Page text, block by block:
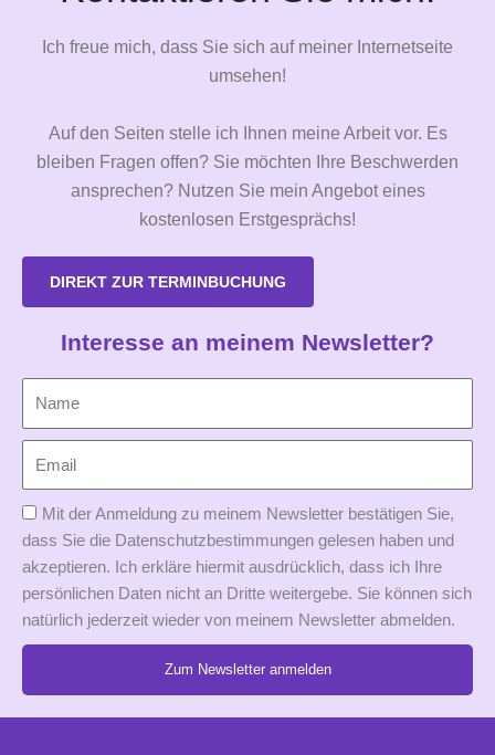
Ich freue mich, dass Sie sich auf meiner Internetseite
umsehen!
Auf den Seiten stelle ich Ihnen meine Arbeit vor. Es
bleiben Fragen offen? Sie möchten Ihre Beschwerden
ansprechen? Nutzen Sie mein Angebot eines
kostenlosen Erstgesprächs!
DIREKT ZUR TERMINBUCHUNG
Interesse an meinem Newsletter?
Mit der Anmeldung zu meinem Newsletter bestätigen Sie,
dass Sie die Datenschutzbestimmungen gelesen haben und
akzeptieren. Ich erkläre hiermit ausdrücklich, dass ich Ihre
persönlichen Daten nicht an Dritte weitergebe. Sie können sich
natürlich jederzeit wieder von meinem Newsletter abmelden.
Zum Newsletter anmelden